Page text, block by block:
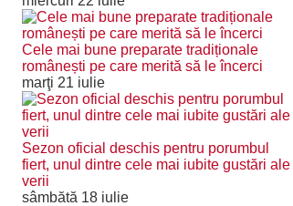
Cele mai bune preparate tradiționale
românești pe care merită să le încerci
marţi 21 iulie
Sezon oficial deschis pentru porumbul
fiert, unul dintre cele mai iubite gustări ale
verii
sâmbătă 18 iulie